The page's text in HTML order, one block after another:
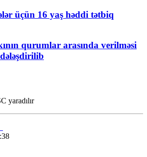
üçün 16 yaş həddi tətbiq
qurumlar arasında verilməsi
yaradılır